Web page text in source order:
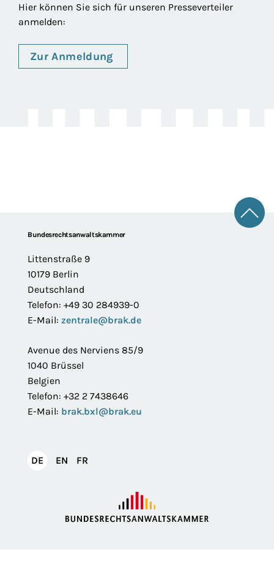
Hier können Sie sich für unseren Presseverteiler
anmelden:
Zur Anmeldung
FooterBundesrechtsanwaltskammer
Littenstraße 9
10179 Berlin
Deutschland
Telefon: +49 30 284939-0
E-Mail: zentrale@brak.de
Avenue des Nerviens 85/9
1040 Brüssel
Belgien
Telefon: +32 2 7438646
E-Mail: brak.bxl@brak.eu
DEDeutsch
EN English
FR